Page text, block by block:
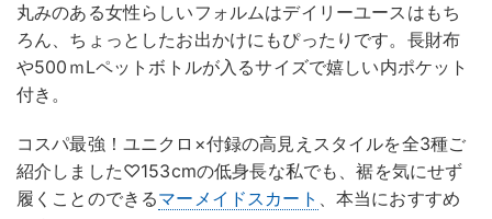
丸みのある女性らしいフォルムはデイリーユースはもち
ろん、ちょっとしたお出かけにもぴったりです。長財布
や500ｍLペットボトルが入るサイズで嬉しい内ポケット
付き。
コスパ最強！ユニクロ×付録の高見えスタイルを全3種ご
紹介しました♡153cmの低身長な私でも、裾を気にせず
履くことのできるマーメイドスカート 、本当におすすめ